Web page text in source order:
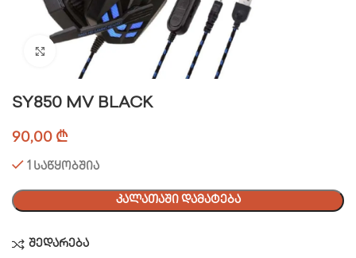
Click to enlarge
SY850 MV BLACK
90,00 ₾
1 საწყობშია
ᲙᲐᲚᲐᲗᲐᲨᲘ ᲓᲐᲛᲐᲢᲔᲑᲐ
შედარება